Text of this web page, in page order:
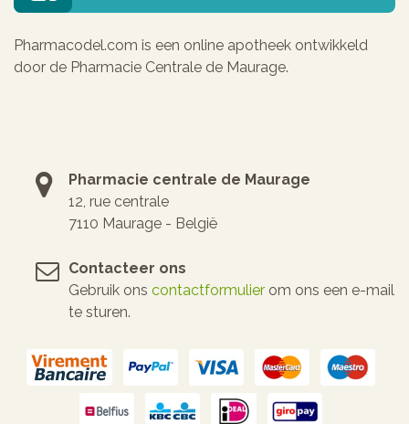
Pharmacodel.com is een online apotheek ontwikkeld
door de Pharmacie Centrale de Maurage.
Pharmacie centrale de Maurage
12, rue centrale
7110 Maurage - België
Contacteer ons
Gebruik ons contactformulier om ons een e-mail
te sturen.